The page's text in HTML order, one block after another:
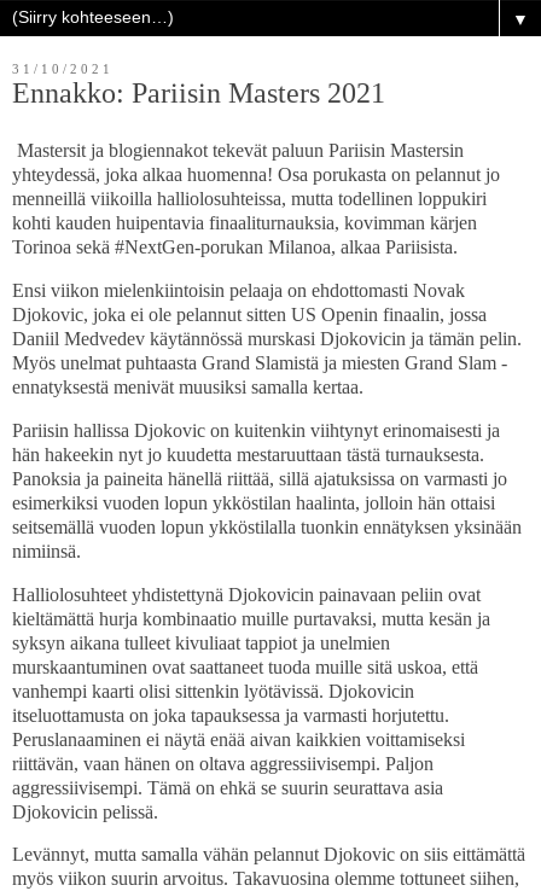
▼
31/10/2021
Ennakko: Pariisin Masters 2021
Mastersit ja blogiennakot tekevät paluun Pariisin Mastersin
yhteydessä, joka alkaa huomenna! Osa porukasta on pelannut jo
menneillä viikoilla halliolosuhteissa, mutta todellinen loppukiri
kohti kauden huipentavia finaaliturnauksia, kovimman kärjen
Torinoa sekä #NextGen-porukan Milanoa, alkaa Pariisista.
Ensi viikon mielenkiintoisin pelaaja on ehdottomasti Novak
Djokovic, joka ei ole pelannut sitten US Openin finaalin, jossa
Daniil Medvedev käytännössä murskasi Djokovicin ja tämän pelin.
Myös unelmat puhtaasta Grand Slamistä ja miesten Grand Slam -
ennatyksestä menivät muusiksi samalla kertaa.
Pariisin hallissa Djokovic on kuitenkin viihtynyt erinomaisesti ja
hän hakeekin nyt jo kuudetta mestaruuttaan tästä turnauksesta.
Panoksia ja paineita hänellä riittää, sillä ajatuksissa on varmasti jo
esimerkiksi vuoden lopun ykköstilan haalinta, jolloin hän ottaisi
seitsemällä vuoden lopun ykköstilalla tuonkin ennätyksen yksinään
nimiinsä.
Halliolosuhteet yhdistettynä Djokovicin painavaan peliin ovat
kieltämättä hurja kombinaatio muille purtavaksi, mutta kesän ja
syksyn aikana tulleet kivuliaat tappiot ja unelmien
murskaantuminen ovat saattaneet tuoda muille sitä uskoa, että
vanhempi kaarti olisi sittenkin lyötävissä. Djokovicin
itseluottamusta on joka tapauksessa ja varmasti horjutettu.
Peruslanaaminen ei näytä enää aivan kaikkien voittamiseksi
riittävän, vaan hänen on oltava aggressiivisempi. Paljon
aggressiivisempi. Tämä on ehkä se suurin seurattava asia
Djokovicin pelissä.
Levännyt, mutta samalla vähän pelannut Djokovic on siis eittämättä
myös viikon suurin arvoitus. Takavuosina olemme tottuneet siihen,